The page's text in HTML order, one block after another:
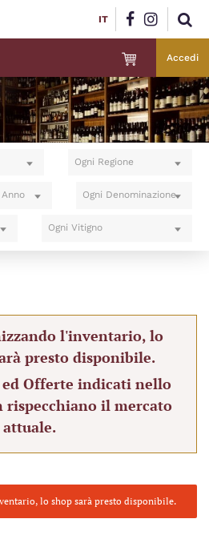
IT
Accedi
Ogni Regione
Anno Ogni Denominazione
Ogni Vitigno
l'inventario, lo
presto disponibile.
Offerte indicati nello
rispecchiano il mercato
attuale.
lo shop sarà presto disponibile.